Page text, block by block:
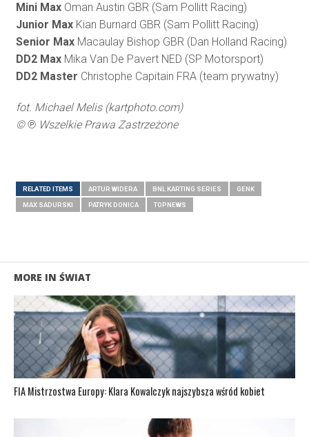
Mini Max Oman Austin GBR (Sam Pollitt Racing)
Junior Max Kian Burnard GBR (Sam Pollitt Racing)
Senior MaxMacaulay Bishop GBR (Dan Holland Racing)
DD2 Max Mika Van De Pavert NED (SP Motorsport)
DD2 Master Christophe Capitain FRA (team prywatny)
fot. Michael Melis (kartphoto.com)
© ℗ Wszelkie Prawa Zastrzeżone
RELATED ITEMS ARTUR WIDERA BNL KARTING SERIES GENK
MAX SADURSKI PATRYK DONICA TOPNEWS
MORE IN ŚWIAT
FIA Mistrzostwa Europy: Klara Kowalczyk najszybsza wśród kobiet